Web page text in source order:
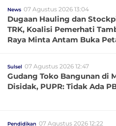
News 07 Agustus 2026 13:04
Dugaan Hauling dan
TRK, Koalisi Pemerhati
Raya Minta Antam Buka
Sulsel 07 Agustus 2026 12:47
Gudang Toko Bangunan di
Disidak, PUPR: Tidak Ada
Pendidikan 07 Agustus 2026 12:22